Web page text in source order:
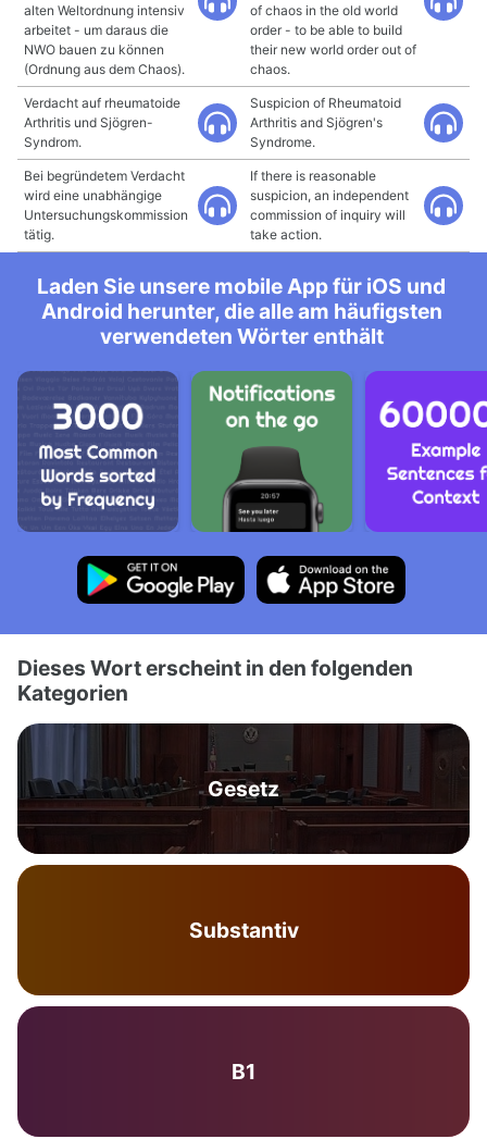
alten Weltordnung intensiv
arbeitet - um daraus die
NWO bauen zu können
(Ordnung aus dem Chaos).
of chaos in the old world
order - to be able to build
their new world order out of
chaos.
Verdacht auf rheumatoide
Arthritis und Sjögren-
Syndrom.
Suspicion of Rheumatoid
Arthritis and Sjögren's
Syndrome.
Bei begründetem Verdacht
wird eine unabhängige
Untersuchungskommission
tätig.
If there is reasonable
suspicion, an independent
commission of inquiry will
take action.
Laden Sie unsere mobile App für iOS und
Android herunter, die alle am häufigsten
verwendeten Wörter enthält
Dieses Wort erscheint in den folgenden
Kategorien
Gesetz
Substantiv
B1